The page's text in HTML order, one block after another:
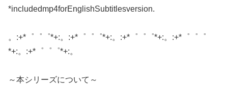
*includedmp4forEnglishSubtitlesversion.
。:+*゜゜゜*+:。:+*゜゜゜*+:。:+*゜゜゜*+:。:+*゜゜゜
*+:。:+*゜゜゜*+:。
～本シリーズについて～